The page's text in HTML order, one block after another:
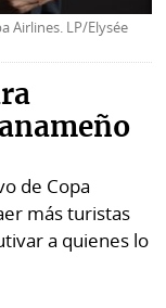
Airlines. LP/Elysée
de Copa
más turistas
a quienes lo